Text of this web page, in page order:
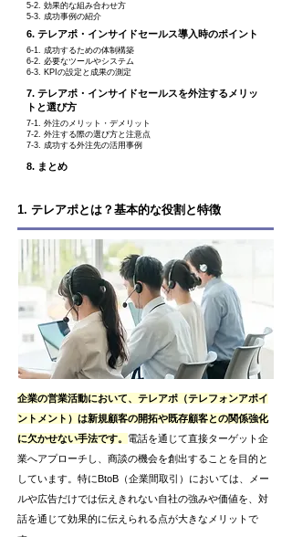
5-2. 効果的な組み合わせ方
5-3. 成功事例の紹介
6. テレアポ・インサイドセールス導入時のポイント
6-1. 成功するための体制構築
6-2. 必要なツールやシステム
6-3. KPIの設定と成果の測定
7. テレアポ・インサイドセールスを外注するメリッ
トと選び方
7-1. 外注のメリット・デメリット
7-2. 外注する際の選び方と注意点
7-3. 成功する外注先の活用事例
8. まとめ
1. テレアポとは？基本的な役割と特徴
企業の営業活動において、テレアポ（テレフォンアポイ
ントメント）は新規顧客の開拓や既存顧客との関係強化
に欠かせない手法です。 電話を通じて直接ターゲット企
業へアプローチし、商談の機会を創出することを目的と
しています。特にBtoB（企業間取引）においては、メー
ルや広告だけでは伝えきれない自社の強みや価値を、対
話を通じて効果的に伝えられる点が大きなメリットで